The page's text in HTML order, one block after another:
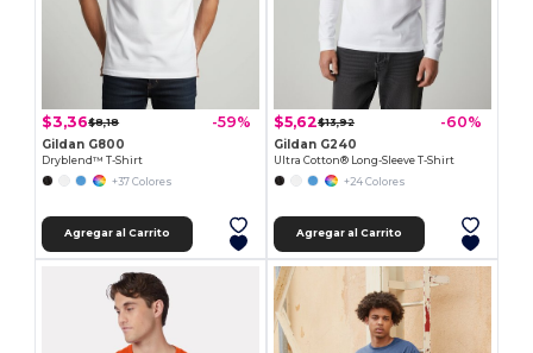
$3,36$8,18 -59%
Gildan G800
Dryblend™ T-Shirt
+37 Colores
Agregar al Carrito
$5,62$13,92 -60%
Gildan G240
Ultra Cotton® Long-Sleeve T-Shirt
+24 Colores
Agregar al Carrito